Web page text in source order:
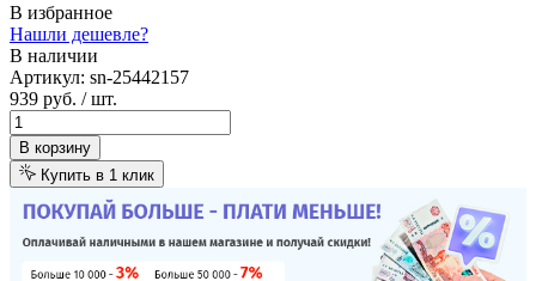
В избранное
Нашли дешевле?
В наличии
Артикул: sn-25442157
939 руб. / шт.
В корзину
Купить в 1 клик